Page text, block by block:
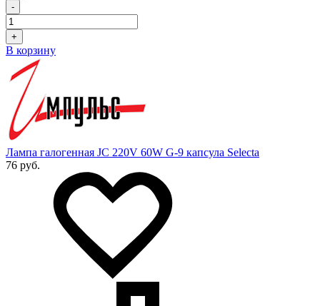
-
+
В корзину
Лампа галогенная JC 220V 60W G-9 капсула Selecta
76 руб.